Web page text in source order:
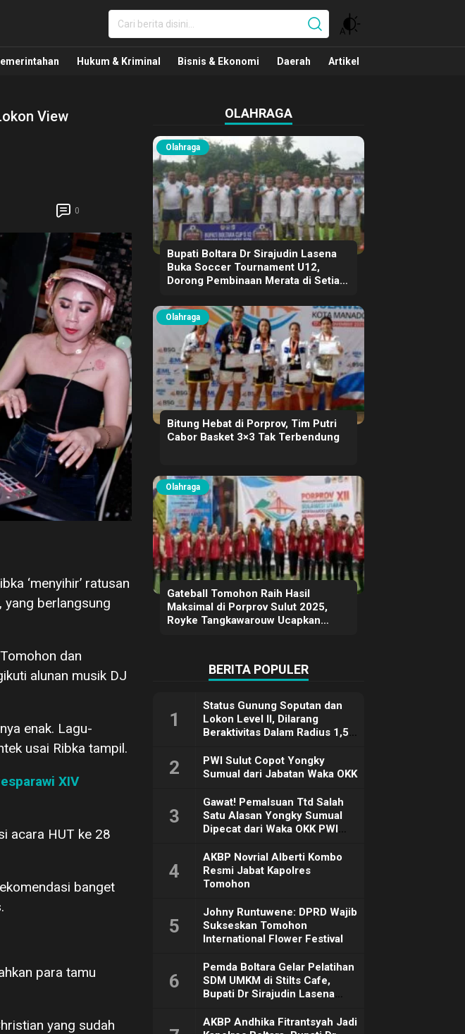
Kriminal dan Nasional
Hukum & Kriminal Bisnis & Ekonomi Daerah Artikel
View
0
‘menyihir’ ratusan
yang berlangsung
dan
alunan musik DJ
enak. Lagu-
usai Ribka tampil.
XIV
acara HUT ke 28
banget
para tamu
yang sudah
OLAHRAGA
Olahraga
Bupati Boltara Dr Sirajudin Lasena
Buka Soccer Tournament U12,
Dorong Pembinaan Merata di Setiap
Olahraga
Bitung Hebat di Porprov, Tim Putri
Cabor Basket 3×3 Tak Terbendung
Olahraga
Gateball Tomohon Raih Hasil
Maksimal di Porprov Sulut 2025,
Royke Tangkawarouw Ucapkan
BERITA POPULER
1
Status Gunung Soputan dan
Lokon Level II, Dilarang
Beraktivitas Dalam Radius 1,5
2
PWI Sulut Copot Yongky
Sumual dari Jabatan Waka OKK
3
Gawat! Pemalsuan Ttd Salah
Satu Alasan Yongky Sumual
Dipecat dari Waka OKK PWI
4
AKBP Novrial Alberti Kombo
Resmi Jabat Kapolres
Tomohon
5
Johny Runtuwene: DPRD Wajib
Sukseskan Tomohon
International Flower Festival
6
Pemda Boltara Gelar Pelatihan
SDM UMKM di Stilts Cafe,
Bupati Dr Sirajudin Lasena
Dorong Ekonomi Daerah
AKBP Andhika Fitrantsyah Jadi